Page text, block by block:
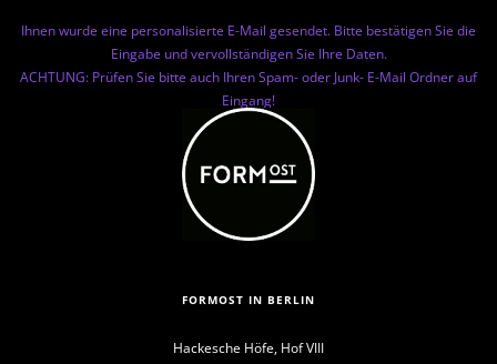
Ihnen wurde eine personalisierte E-Mail gesendet. Bitte bestätigen Sie die
Eingabe und vervollständigen Sie Ihre Daten.
ACHTUNG: Prüfen Sie bitte auch Ihren Spam- oder Junk- E-Mail Ordner auf
Eingang!
FORMOST IN BERLIN
Hackesche Höfe, Hof VIII